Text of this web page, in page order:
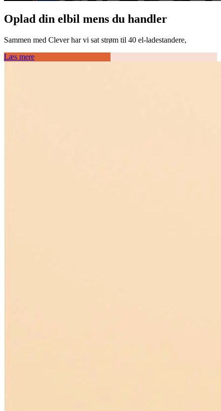
Oplad din elbil mens du handler
Sammen med Clever har vi sat strøm til 40 el-ladestandere,
Læs mere